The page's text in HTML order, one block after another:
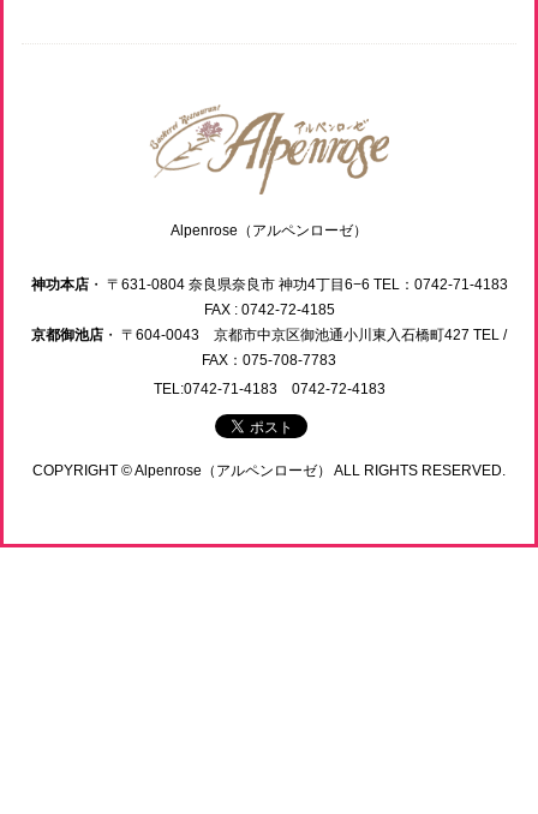
Alpenrose（アルペンローゼ）
神功本店・ 〒631-0804 奈良県奈良市 神功4丁目6−6 TEL：0742-71-4183
FAX : 0742-72-4185
京都御池店 ・ 〒604-0043 京都市中京区御池通小川東入石橋町427 TEL /
FAX：075-708-7783
TEL:0742-71-4183 0742-72-4183
COPYRIGHT © Alpenrose（アルペンローゼ） ALL RIGHTS RESERVED.